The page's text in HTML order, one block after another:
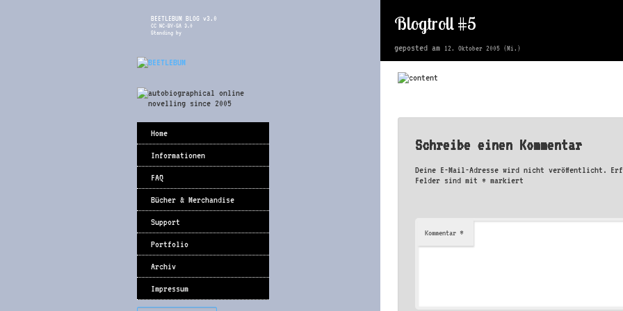
BEETLEBUM BLOG v3.0
CC NC-BY-SA 3.0
Standing by
Home
Informationen
FAQ
Bücher & Merchandise
Support
Portfolio
Archiv
Impressum
Blogtroll #5
geposted am 12. Oktober 2005 (Mi.)
Schreibe einen Kommentar
Deine E-Mail-Adresse wird nicht veröffentlicht.
Felder sind mit * markiert
Kommentar *